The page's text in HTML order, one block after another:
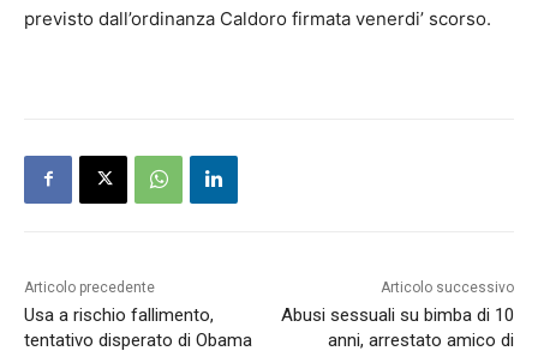
previsto dall’ordinanza Caldoro firmata venerdi’ scorso.
Articolo precedente
Usa a rischio fallimento,
tentativo disperato di Obama
Articolo successivo
Abusi sessuali su bimba di 10
anni, arrestato amico di